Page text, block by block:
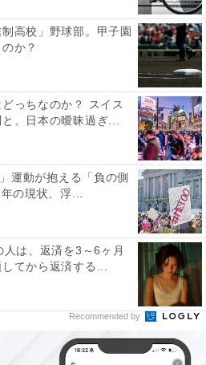
広がる「南津軽郡藤崎町」
軽平野の中央に位置する自然
高校」野球部。甲子園
か？
どっちなのか？ スイス
、日本の曖昧過ぎ...
運動が抱える「負の側
の現状、浮...
は、返済を3～6ヶ月
てから返済する...
Recommended by